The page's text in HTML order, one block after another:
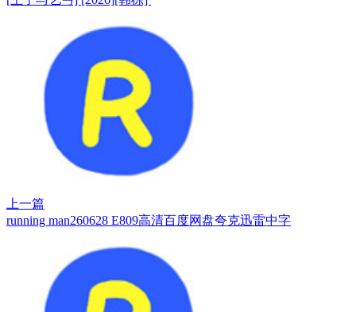
上一篇
running man260628 E809高清百度网盘夸克迅雷中字